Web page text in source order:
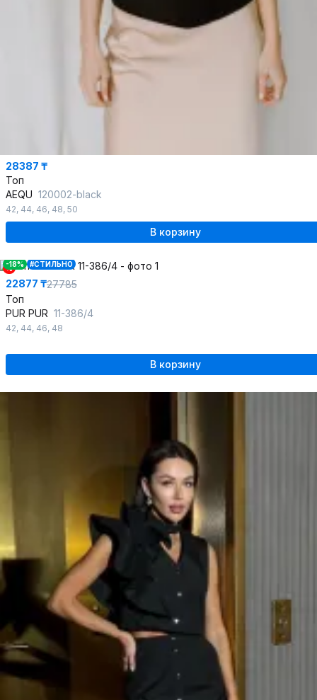
28387 ₸
Топ
AEQU 120002-black
42, 44, 46, 48, 50
В корзину
%
-18% #СТИЛЬНО
22877 ₸27785
Топ
PUR PUR 11-386/4
42, 44, 46, 48
В корзину